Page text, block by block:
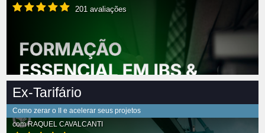
201 avaliações
Ex-Tarifário
Como zerar o II e acelerar seus projetos
comRAQUEL CAVALCANTI